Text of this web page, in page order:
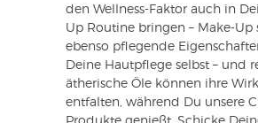
den Wellness-Faktor auch in
Up Routine bringen – Make-Up
ebenso pflegende
Deine Hautpflege selbst – und
ätherische Öle können ihre
entfalten, während Du unsere